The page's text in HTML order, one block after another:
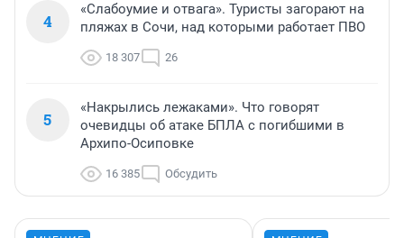
4
«Слабоумие и отвага». Туристы загорают на
пляжах в Сочи, над которыми работает ПВО
18 307 26
5
«Накрылись лежаками». Что говорят
очевидцы об атаке БПЛА с погибшими в
Архипо-Осиповке
16 385 Обсудить